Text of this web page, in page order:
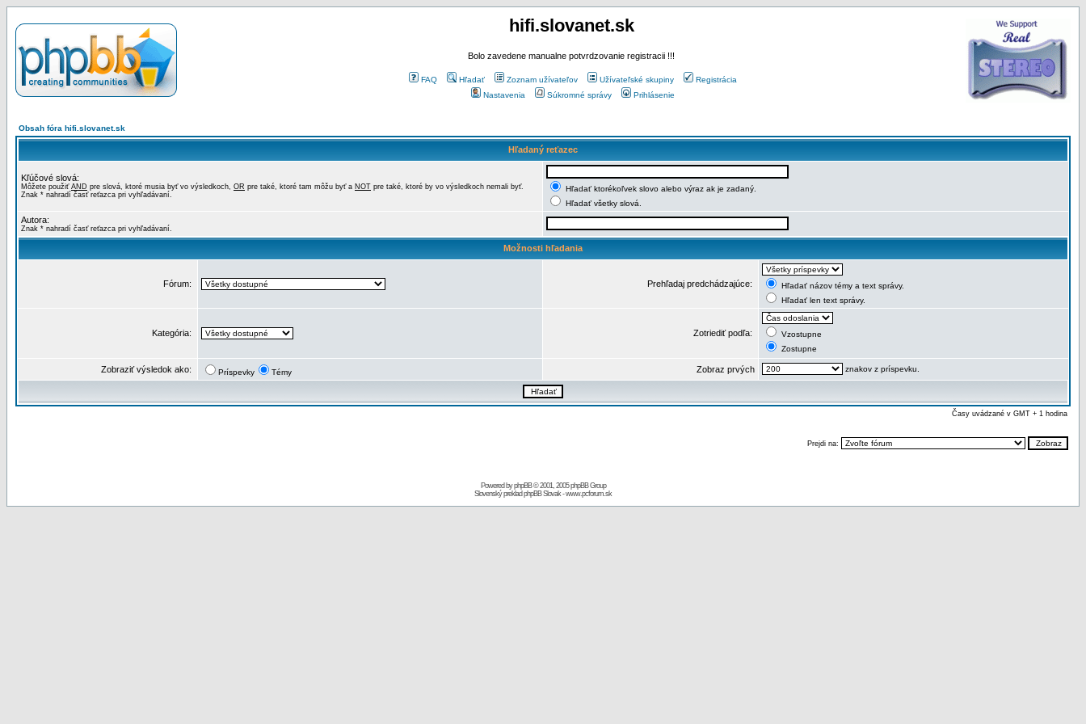
hifi.slovanet.sk
Bolo zavedene manualne potvrdzovanie registracii !!!
FAQ Hľadať Zoznam užívateľov Užívateľské skupiny
Registrácia
Nastavenia
Súkromné správy Prihlásenie
Obsah fóra hifi.slovanet.sk
Hľadaný reťazec
Kľúčové slová:
Môžete použiť AND pre slová, ktoré musia byť vo výsledkoch, OR pre také, ktoré tam môžu byť a NOT pre také, ktoré by vo výsledkoch nemali byť.
Znak * nahradí časť reťazca pri vyhľadávaní.
Hľadať ktorékoľvek slovo alebo výraz ak je zadaný.
Hľadať všetky slová.
Autora:
Znak * nahradí časť reťazca pri vyhľadávaní.
Možnosti hľadania
Fórum: Prehľadaj predchádzajúce:
Hľadať názov témy a text správy.
Hľadať len text správy.
Kategória: Zotriediť podľa:
Vzostupne
Zostupne
Zobraziť výsledok ako: Príspevky Témy Zobraz prvých znakov z príspevku.
Časy uvádzané v GMT + 1 hodina
Prejdi na:
Powered byphpBB© 2001, 2005 phpBB Group
Slovenský preklad phpBB Slovak-www.pcforum.sk